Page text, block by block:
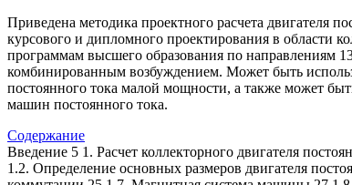
Приведена методика проектного расчета двигателя
курсового и дипломного проектирования в области
программам высшего образования по направлениям
комбинированным возбуждением. Может быть
постоянного тока малой мощности, а также может
машин постоянного тока.
Содержание
Введение 5 1. Расчет коллекторного двигателя
1.2. Определение основных размеров двигателя